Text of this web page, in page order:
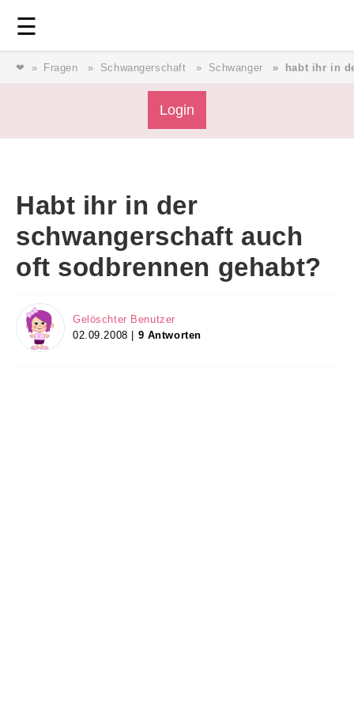
☰
❤ Fragen Schwangerschaft Schwanger habt ihr in
Login
Habt ihr in der
schwangerschaft auch
oft sodbrennen gehabt?
Gelöschter Benutzer
02.09.2008 | 9 Antworten
Forum
Service
AGB & Impressum